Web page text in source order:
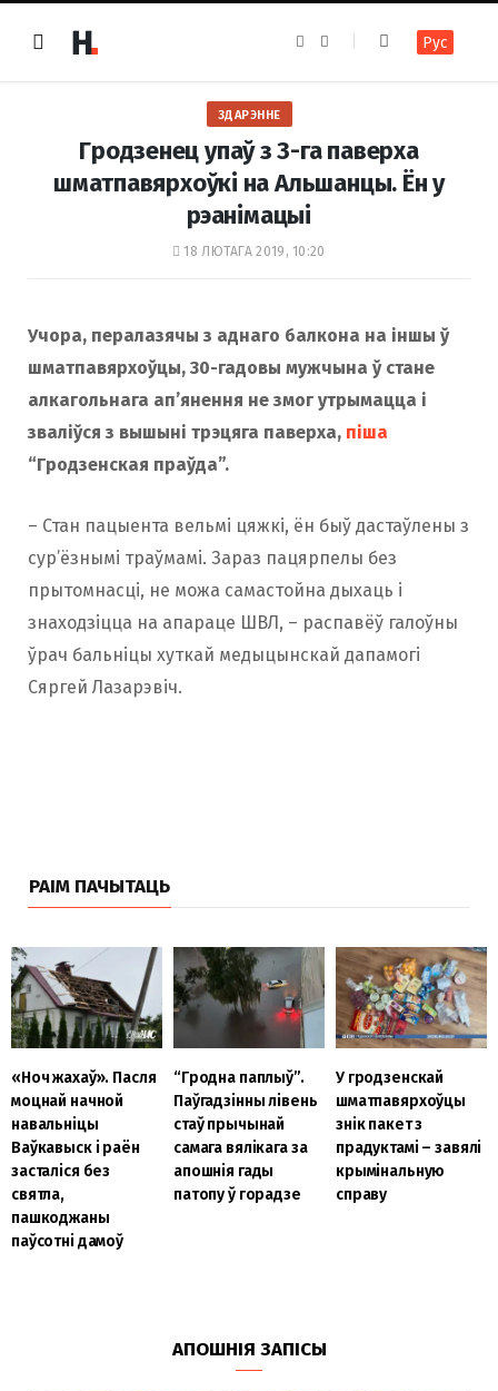
e
k
t
a
m
Рус
ЗДАРЭННЕ
Гродзенец упаў з 3-га паверха
шматпавярхоўкі на Альшанцы. Ён у
рэанімацыі
18 ЛЮТАГА 2019, 10:20
Учора, пералазячы з аднаго балкона на іншы ў
шматпавярхоўцы, 30-гадовы мужчына ў стане
алкагольнага ап’янення не змог утрымацца і
зваліўся з вышыні трэцяга паверха, піша
“Гродзенская праўда”.
– Стан пацыента вельмі цяжкі, ён быў дастаўлены з
сур’ёзнымі траўмамі. Зараз пацярпелы без
прытомнасці, не можа самастойна дыхаць і
знаходзіцца на апараце ШВЛ, – распавёў галоўны
ўрач бальніцы хуткай медыцынскай дапамогі
Сяргей Лазарэвіч.
РАІМ ПАЧЫТАЦЬ
«Ноч жахаў». Пасля
моцнай начной
навальніцы
Ваўкавыск і раён
засталіся без
святла,
пашкоджаны
паўсотні дамоў
“Гродна паплыў”.
Паўгадзінны лівень
стаў прычынай
самага вялікага за
апошнія гады
патопу ў горадзе
У гродзенскай
шматпавярхоўцы
знік пакет з
прадуктамі – завялі
крымінальную
справу
АПОШНІЯ ЗАПІСЫ